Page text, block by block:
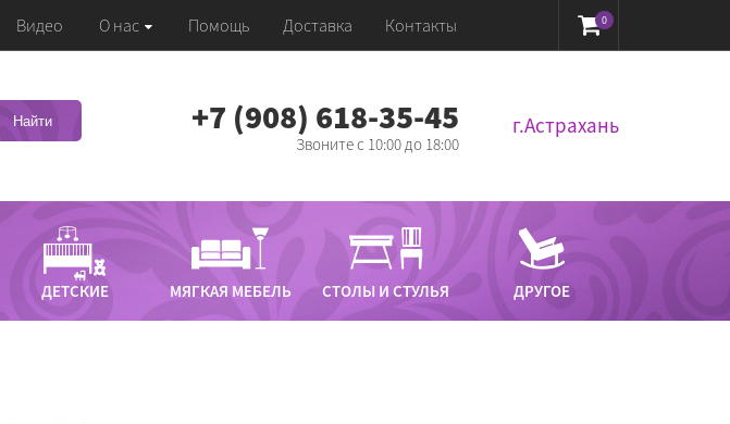
Видео О нас Помощь Доставка Контакты 0
Найти ‭+7 (908) 618-35-45‬
Звоните с 10:00 до 18:00
г.Астрахань
ДЕТСКИЕ МЯГКАЯ МЕБЕЛЬ СТОЛЫ И СТУЛЬЯ ДРУГОЕ